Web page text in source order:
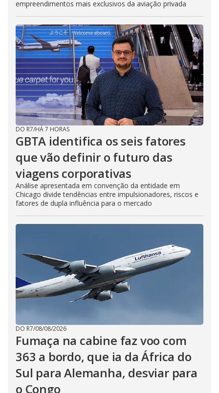
empreendimentos mais exclusivos da aviação privada
DO R7/HÁ 7 HORAS
GBTA identifica os seis fatores
que vão definir o futuro das
viagens corporativas
Análise apresentada em convenção da entidade em
Chicago divide tendências entre impulsionadores, riscos e
fatores de dupla influência para o mercado
DO R7/08/08/2026
Fumaça na cabine faz voo com
363 a bordo, que ia da África do
Sul para Alemanha, desviar para
o Congo